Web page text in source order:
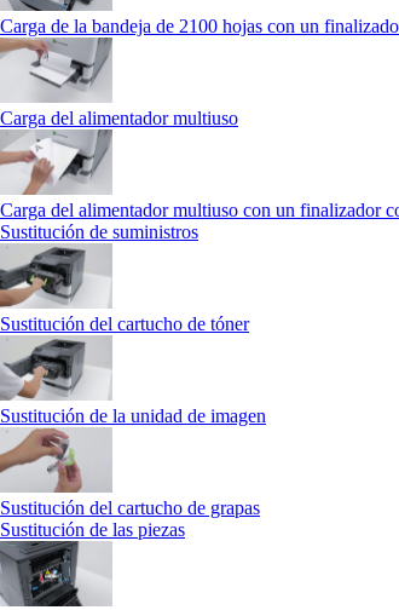
Carga de la bandeja de 2100 hojas con un
Carga del alimentador multiuso
Carga del alimentador multiuso con un finalizador
Sustitución de suministros
Sustitución del cartucho de tóner
Sustitución de la unidad de imagen
Sustitución del cartucho de grapas
Sustitución de las piezas